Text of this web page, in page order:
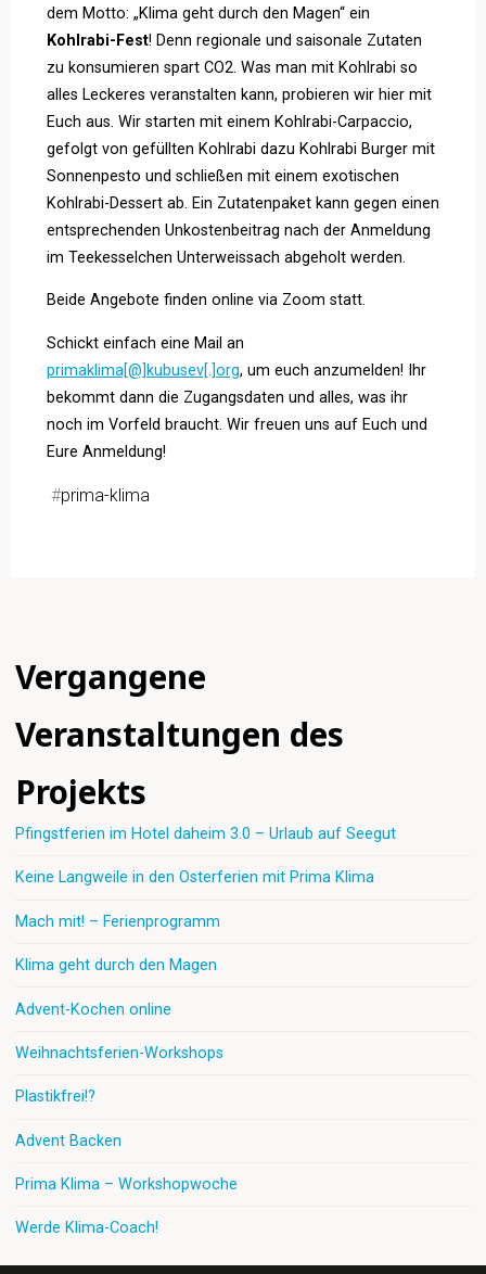
dem Motto: „Klima geht durch den Magen“ ein
Kohlrabi-Fest! Denn regionale und saisonale Zutaten
zu konsumieren spart CO2. Was man mit Kohlrabi so
alles Leckeres veranstalten kann, probieren wir hier mit
Euch aus. Wir starten mit einem Kohlrabi-Carpaccio,
gefolgt von gefüllten Kohlrabi dazu Kohlrabi Burger mit
Sonnenpesto und schließen mit einem exotischen
Kohlrabi-Dessert ab. Ein Zutatenpaket kann gegen einen
entsprechenden Unkostenbeitrag nach der Anmeldung
im Teekesselchen Unterweissach abgeholt werden.
Beide Angebote finden online via Zoom statt.
Schickt einfach eine Mail an
primaklima[@]kubusev[.]org, um euch anzumelden! Ihr
bekommt dann die Zugangsdaten und alles, was ihr
noch im Vorfeld braucht. Wir freuen uns auf Euch und
Eure Anmeldung!
#prima-klima
Vergangene
Veranstaltungen des
Projekts
Pfingstferien im Hotel daheim 3.0 – Urlaub auf Seegut
Keine Langweile in den Osterferien mit Prima Klima
Mach mit! – Ferienprogramm
Klima geht durch den Magen
Advent-Kochen online
Weihnachtsferien-Workshops
Plastikfrei!?
Advent Backen
Prima Klima – Workshopwoche
Werde Klima-Coach!